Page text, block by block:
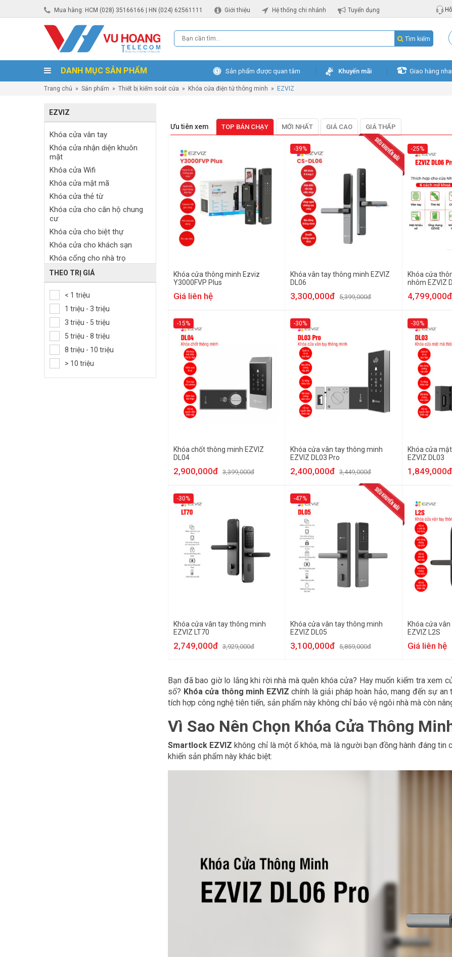
Mua hàng: HCM (028) 35166166 | HN (024) 62561111 Giới thiệu Hệ thống chi nhánh Tuyển dụng
Tìm kiếm
DANH MỤC SẢN PHẨM Sản phẩm được quan tâm Khuyến mãi Giao hàng
Trang chủ » Sản phẩm » Thiết bị kiểm soát cửa » Khóa cửa điện tử thông minh » EZVIZ
EZVIZ
Khóa cửa vân tay
Khóa cửa nhận diện khuôn
mặt
Khóa cửa Wifi
Khóa cửa mật mã
Khóa cửa thẻ từ
Khóa cửa cho căn hộ chung
cư
Khóa cửa cho biệt thự
Khóa cửa cho khách sạn
Khóa cổng cho nhà trọ
Khóa cửa gỗ
Khóa cửa sắt ngoài trời
Khóa cửa nhôm
Khóa cửa kính
Khóa tủ khách sạn
Khóa cửa tủ đồ
THEO TRỊ GIÁ
< 1 triệu
1 triệu - 3 triệu
3 triệu - 5 triệu
5 triệu - 8 triệu
8 triệu - 10 triệu
> 10 triệu
Ưu tiên xem TOP BÁN CHẠY MỚI NHẤT GIÁ CAO GIÁ THẤP
Khóa cửa thông minh Ezviz
Y3000FVP Plus
Giá liên hệ
-39%
Khóa vân tay thông minh EZVIZ
DL06
3,300,000đ 5,399,000đ
-25%
Khóa cửa
nhôm EZVIZ
4,799,000đ
-15%
Khóa chốt thông minh EZVIZ
DL04
2,900,000đ 3,399,000đ
-30%
Khóa cửa vân tay thông minh
EZVIZ DL03 Pro
2,400,000đ 3,449,000đ
-30%
Khóa cửa
EZVIZ DL03
1,849,000đ
-30%
Khóa cửa vân tay thông minh
EZVIZ LT70
2,749,000đ 3,929,000đ
-47%
Khóa cửa vân tay thông minh
EZVIZ DL05
3,100,000đ 5,859,000đ
Khóa cửa
EZVIZ L2S
Giá liên hệ
Bạn đã bao giờ lo lắng khi rời nhà mà quên khóa cửa? Hay muốn kiểm tra xem
số? Khóa cửa thông minh EZVIZ chính là giải pháp hoàn hảo, mang đến sự
tích hợp công nghệ tiên tiến, sản phẩm này không chỉ bảo vệ ngôi nhà mà còn
Vì Sao Nên Chọn Khóa Cửa Thông
Smartlock EZVIZ không chỉ là một ổ khóa, mà là người bạn đồng hành đáng
khiến sản phẩm này khác biệt: